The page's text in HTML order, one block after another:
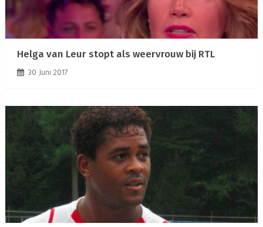
Helga van Leur stopt als weervrouw bij RTL
30 Juni 2017